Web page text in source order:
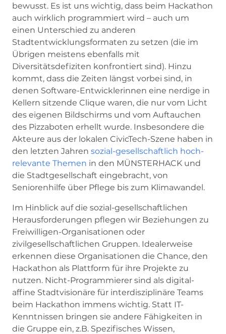
bewusst. Es ist uns wichtig, dass beim Hackathon
auch wirklich programmiert wird – auch um
einen Unterschied zu anderen
Stadtentwicklungsformaten zu setzen (die im
Übrigen meistens ebenfalls mit
Diversitätsdefiziten konfrontiert sind). Hinzu
kommt, dass die Zeiten längst vorbei sind, in
denen Software-Entwicklerinnen eine nerdige in
Kellern sitzende Clique waren, die nur vom Licht
des eigenen Bildschirms und vom Auftauchen
des Pizzaboten erhellt wurde. Insbesondere die
Akteure aus der lokalen CivicTech-Szene haben in
den letzten Jahren sozial-gesellschaftlich hoch-
relevante Themen in den MÜNSTERHACK und
die Stadtgesellschaft eingebracht, von
Seniorenhilfe über Pflege bis zum Klimawandel.
Im Hinblick auf die sozial-gesellschaftlichen
Herausforderungen pflegen wir Beziehungen zu
Freiwilligen-Organisationen oder
zivilgesellschaftlichen Gruppen. Idealerweise
erkennen diese Organisationen die Chance, den
Hackathon als Plattform für ihre Projekte zu
nutzen. Nicht-Programmierer sind als digital-
affine Stadtvisionäre für interdisziplinäre Teams
beim Hackathon immens wichtig. Statt IT-
Kenntnissen bringen sie andere Fähigkeiten in
die Gruppe ein, z.B. Spezifisches Wissen,